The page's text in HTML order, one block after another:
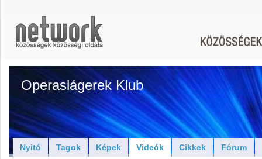
Operaslágerek Klub
Nyitó Tagok Képek Videók Cikkek Fórum